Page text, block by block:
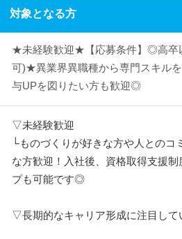
対象となる方
★未経験歓迎★【応募条件】◎高卒
可)★異業界異職種から専門スキル
与UPを図りたい方も歓迎◎
▽未経験歓迎
└ものづくりが好きな方や人とのコ
な方歓迎！入社後、資格取得支援
プも可能です◎
▽長期的なキャリア形成に注目して